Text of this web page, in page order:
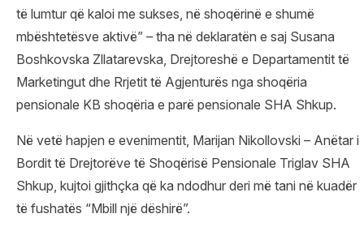
të lumtur që kaloi me sukses, në shoqërinë e shumë
mbështetësve aktivë” – tha në deklaratën e saj Susana
Boshkovska Zllatarevska, Drejtoreshë e Departamentit të
Marketingut dhe Rrjetit të Agjenturës nga shoqëria
pensionale KB shoqëria e parë pensionale SHA Shkup.
Në vetë hapjen e evenimentit, Marijan Nikollovski – Anëtar i
Bordit të Drejtorëve të Shoqërisë Pensionale Triglav SHA
Shkup, kujtoi gjithçka që ka ndodhur deri më tani në kuadër
të fushatës “Mbill një dëshirë”.